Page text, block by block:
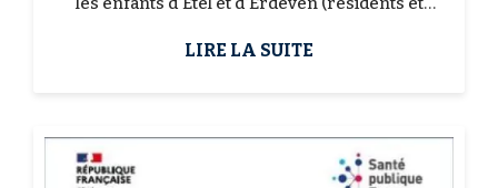
LIRE LA SUITE